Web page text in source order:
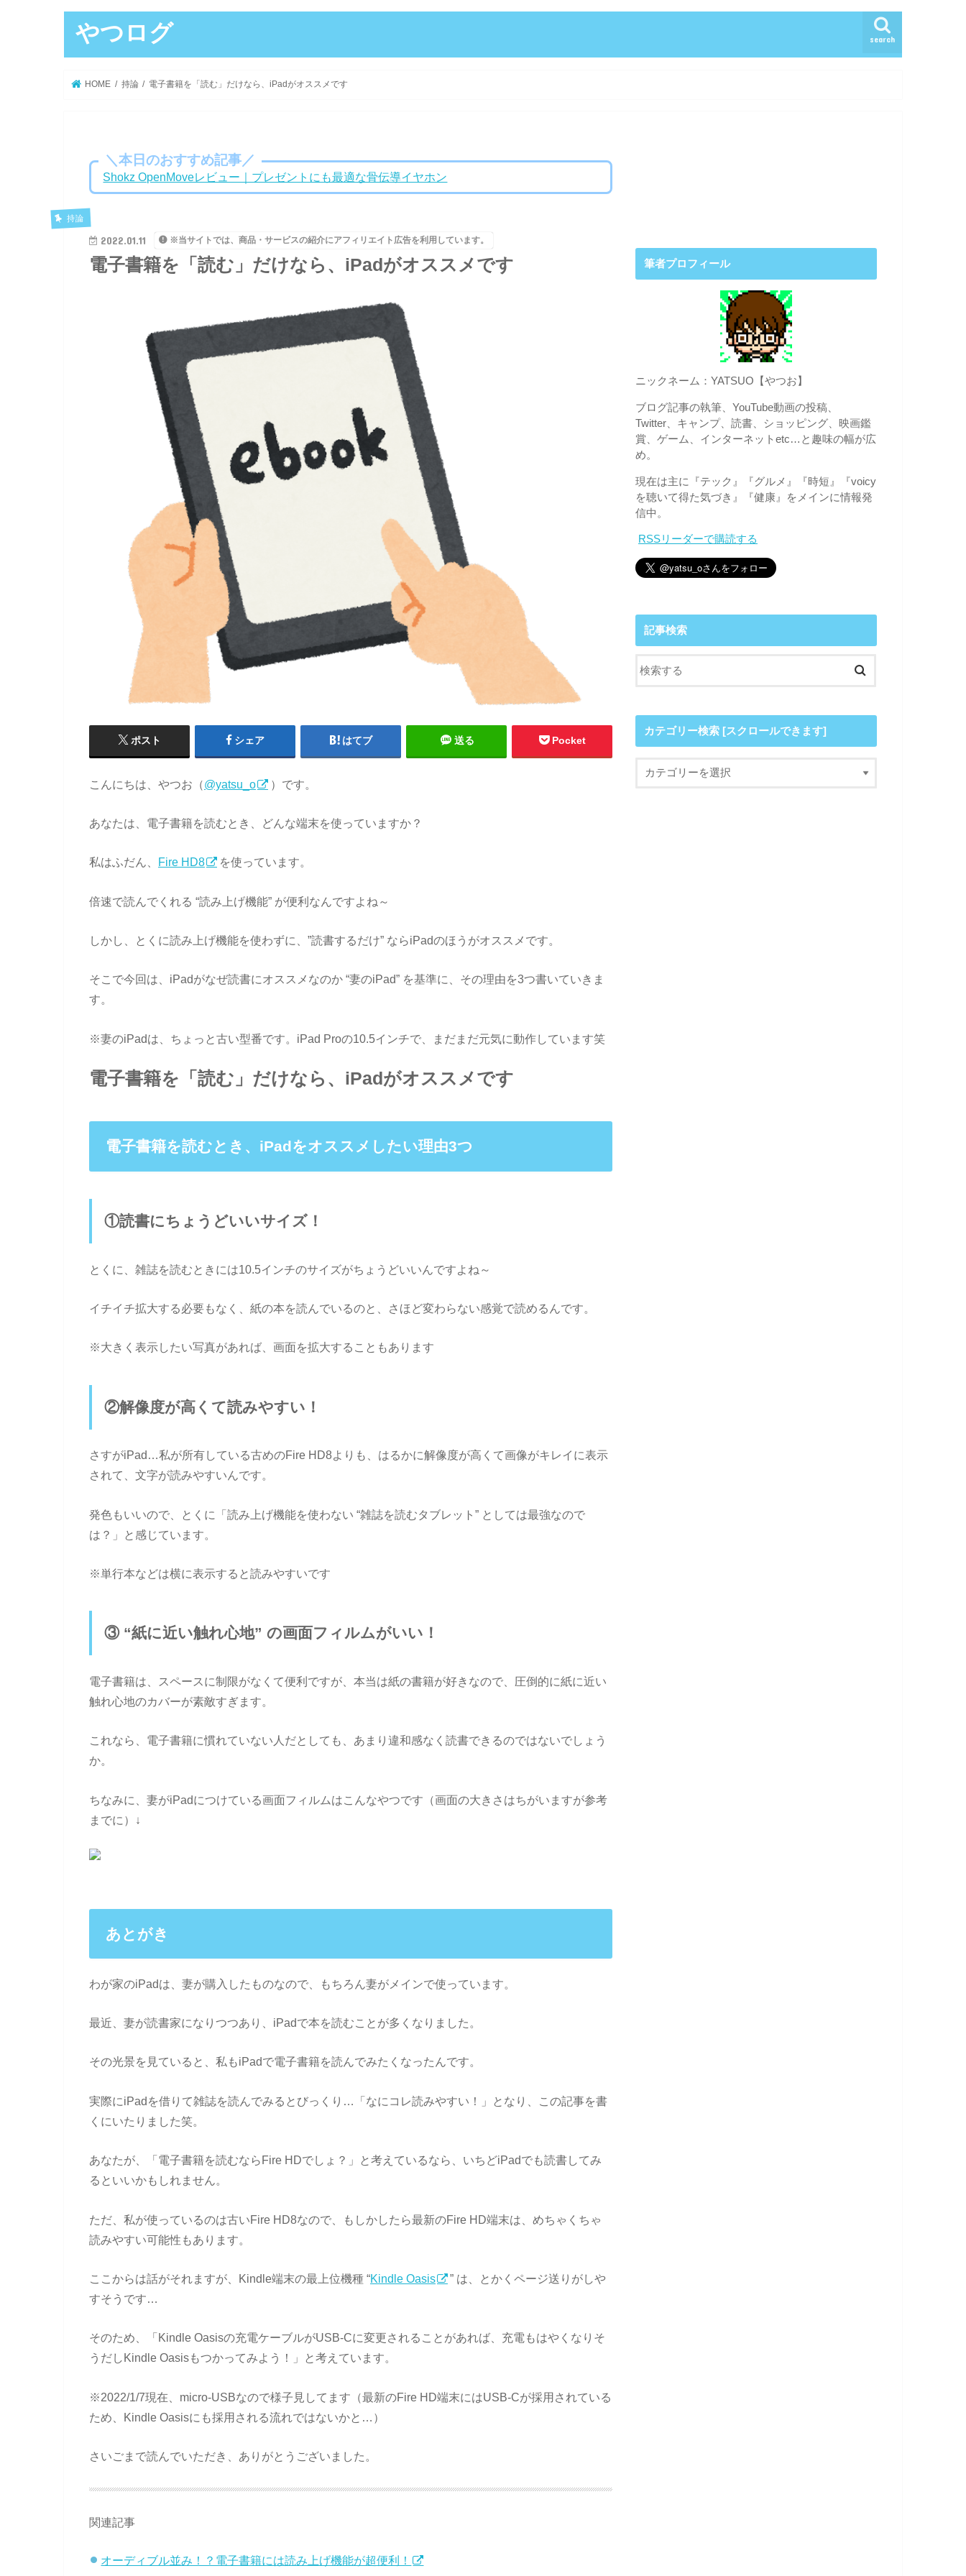
やつログ search
HOME 持論 電子書籍を「読む」だけなら、iPadがオススメです
＼本日のおすすめ記事／
Shokz OpenMoveレビュー｜プレゼントにも最適な骨伝導イヤホン
持論
2022.01.11 ※当サイトでは、商品・サービスの紹介にアフィリエイト広告を利用しています。
電子書籍を「読む」だけなら、iPadがオススメです
ポスト シェア はてブ 送る Pocket
こんにちは、やつお（@yatsu_o ）です。
あなたは、電子書籍を読むとき、どんな端末を使っていますか？
私はふだん、 Fire HD8 を使っています。
倍速で読んでくれる “読み上げ機能” が便利なんですよね～
しかし、とくに読み上げ機能を使わずに、”読書するだけ” ならiPadのほうがオススメです。
そこで今回は、iPadがなぜ読書にオススメなのか “妻のiPad” を基準に、その理由を3つ書いていきま
す。
※妻のiPadは、ちょっと古い型番です。iPad Proの10.5インチで、まだまだ元気に動作しています笑
電子書籍を「読む」だけなら、iPadがオススメです
電子書籍を読むとき、iPadをオススメしたい理由3つ
①読書にちょうどいいサイズ！
とくに、雑誌を読むときには10.5インチのサイズがちょうどいいんですよね～
イチイチ拡大する必要もなく、紙の本を読んでいるのと、さほど変わらない感覚で読めるんです。
※大きく表示したい写真があれば、画面を拡大することもあります
②解像度が高くて読みやすい！
さすがiPad…私が所有している古めのFire HD8よりも、はるかに解像度が高くて画像がキレイに表示
されて、文字が読みやすいんです。
発色もいいので、とくに「読み上げ機能を使わない “雑誌を読むタブレット” としては最強なので
は？」と感じています。
※単行本などは横に表示すると読みやすいです
③ “紙に近い触れ心地” の画面フィルムがいい！
電子書籍は、スペースに制限がなくて便利ですが、本当は紙の書籍が好きなので、圧倒的に紙に近い
触れ心地のカバーが素敵すぎます。
これなら、電子書籍に慣れていない人だとしても、あまり違和感なく読書できるのではないでしょう
か。
ちなみに、妻がiPadにつけている画面フィルムはこんなやつです（画面の大きさはちがいますが参考
までに）↓
あとがき
わが家のiPadは、妻が購入したものなので、もちろん妻がメインで使っています。
最近、妻が読書家になりつつあり、iPadで本を読むことが多くなりました。
その光景を見ていると、私もiPadで電子書籍を読んでみたくなったんです。
実際にiPadを借りて雑誌を読んでみるとびっくり…「なにコレ読みやすい！」となり、この記事を書
くにいたりました笑。
あなたが、「電子書籍を読むならFire HDでしょ？」と考えているなら、いちどiPadでも読書してみ
るといいかもしれません。
ただ、私が使っているのは古いFire HD8なので、もしかしたら最新のFire HD端末は、めちゃくちゃ
読みやすい可能性もあります。
ここからは話がそれますが、Kindle端末の最上位機種 “Kindle Oasis
” は、とかくページ送りがしや
すそうです…
そのため、「Kindle Oasisの充電ケーブルがUSB-Cに変更されることがあれば、充電もはやくなりそ
うだしKindle Oasisもつかってみよう！」と考えています。
※2022/1/7現在、micro-USBなので様子見してます（最新のFire HD端末にはUSB-Cが採用されている
ため、Kindle Oasisにも採用される流れではないかと…）
さいごまで読んでいただき、ありがとうございました。
関連記事
オーディブル並み！？電子書籍には読み上げ機能が超便利！
筆者プロフィール
ニックネーム：YATSUO【やつお】
ブログ記事の執筆、YouTube動画の投稿、
Twitter、キャンプ、読書、ショッピング、映画鑑
賞、ゲーム、インターネットetc…と趣味の幅が広
め。
現在は主に『テック』『グルメ』『時短』『voicy
を聴いて得た気づき』『健康』をメインに情報発
信中。
RSSリーダーで購読する
記事検索
カテゴリー検索 [スクロールできます]